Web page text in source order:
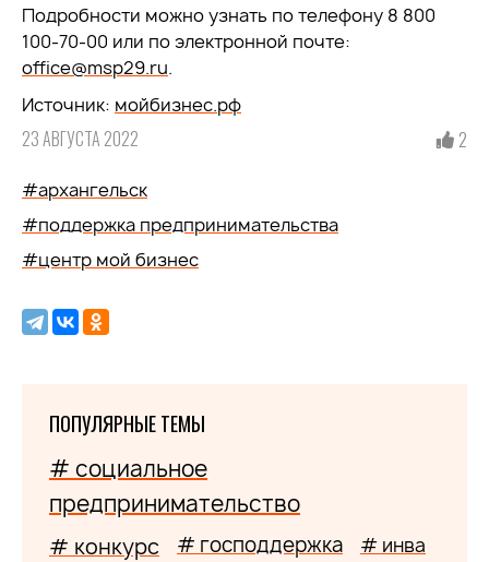
Подробности можно узнать по телефону 8 800
100-70-00 или по электронной почте:
office@msp29.ru.
Источник: мойбизнес.рф
23 АВГУСТА 2022 2
#архангельск
#поддержка предпринимательства
#центр мой бизнес
ПОПУЛЯРНЫЕ ТЕМЫ
# социальное
предпринимательство
# конкурс # господдержка # инва